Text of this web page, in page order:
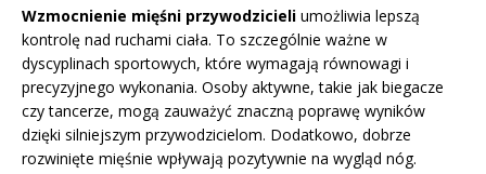
Wzmocnienie mięśni przywodzicieli umożliwia lepszą
kontrolę nad ruchami ciała. To szczególnie ważne w
dyscyplinach sportowych, które wymagają równowagi i
precyzyjnego wykonania. Osoby aktywne, takie jak biegacze
czy tancerze, mogą zauważyć znaczną poprawę wyników
dzięki silniejszym przywodzicielom. Dodatkowo, dobrze
rozwinięte mięśnie wpływają pozytywnie na wygląd nóg.